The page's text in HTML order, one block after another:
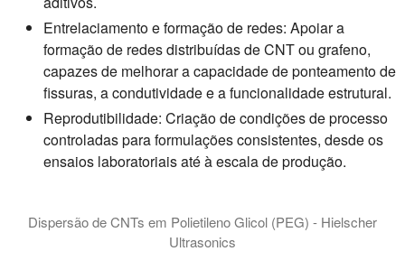
Entrelaciamento e formação de redes: Apoiar a
formação de redes distribuídas de CNT ou grafeno,
capazes de melhorar a capacidade de ponteamento de
fissuras, a condutividade e a funcionalidade estrutural.
Reprodutibilidade: Criação de condições de processo
controladas para formulações consistentes, desde os
ensaios laboratoriais até à escala de produção.
Dispersão de CNTs em Polietileno Glicol (PEG) - Hielscher
Ultrasonics